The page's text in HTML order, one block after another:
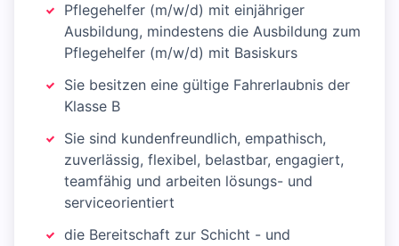
Pflegehelfer (m/w/d) mit einjähriger
Ausbildung, mindestens die Ausbildung zum
Pflegehelfer (m/w/d) mit Basiskurs
Sie besitzen eine gültige Fahrerlaubnis der
Klasse B
Sie sind kundenfreundlich, empathisch,
zuverlässig, flexibel, belastbar, engagiert,
teamfähig und arbeiten lösungs- und
serviceorientiert
die Bereitschaft zur Schicht - und